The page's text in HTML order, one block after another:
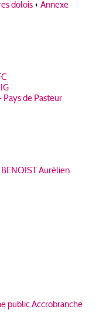
dolois + Annexe
de Pasteur
Aurélien
public Accrobranche